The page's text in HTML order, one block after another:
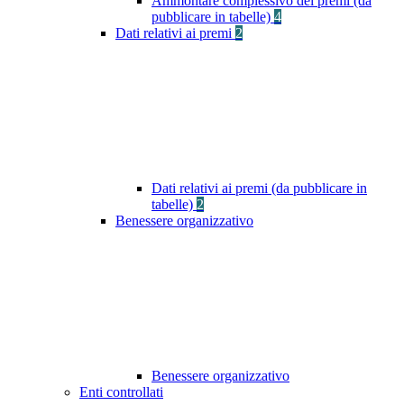
pubblicare in tabelle) 4
Dati relativi ai premi 2
Dati relativi ai premi (da pubblicare in
tabelle) 2
Benessere organizzativo
Benessere organizzativo
Enti controllati